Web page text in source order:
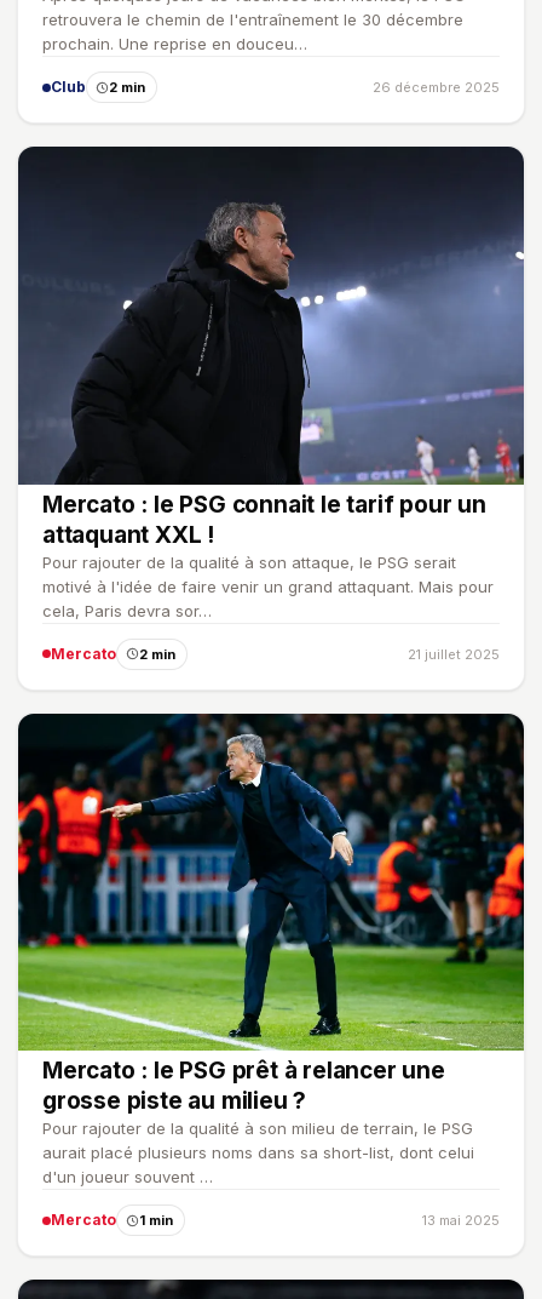
retrouvera le chemin de l'entraînement le 30 décembre
prochain. Une reprise en douceu…
Club 2 min 26 décembre 2025
Mercato : le PSG connait le tarif pour un
attaquant XXL !
Pour rajouter de la qualité à son attaque, le PSG serait
motivé à l'idée de faire venir un grand attaquant. Mais pour
cela, Paris devra sor…
Mercato 2 min 21 juillet 2025
Mercato : le PSG prêt à relancer une
grosse piste au milieu ?
Pour rajouter de la qualité à son milieu de terrain, le PSG
aurait placé plusieurs noms dans sa short-list, dont celui
d'un joueur souvent …
Mercato 1 min 13 mai 2025